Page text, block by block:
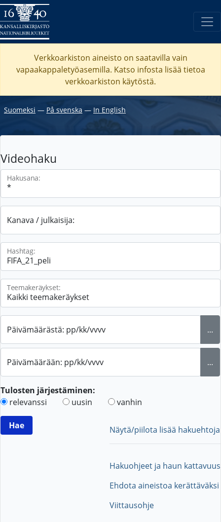
Verkkoarkiston aineisto on saatavilla vain
vapaakappaletyöasemilla. Katso infosta lisää tietoa
verkkoarkiston käytöstä.
Suomeksi ― På svenska ― In English
Videohaku
Hakusana:
Kanava / julkaisija:
Hashtag:
Teemakeräykset:
Päivämäärästä: pp/kk/vvvv ...
Päivämäärään: pp/kk/vvvv ...
Tulosten järjestäminen:
relevanssi
uusin vanhin
Näytä/piilota lisää hakuehtoja
Hakuohjeet ja haun kattavuus
Ehdota aineistoa kerättäväksi
Viittausohje